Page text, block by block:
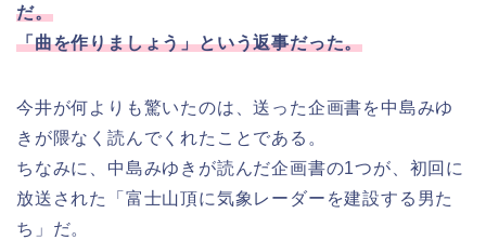
だ。
「曲を作りましょう」という返事だった。
今井が何よりも驚いたのは、送った企画書を中島みゆ
きが隈なく読んでくれたことである。
ちなみに、中島みゆきが読んだ企画書の1つが、初回に
放送された「富士山頂に気象レーダーを建設する男た
ち」だ。